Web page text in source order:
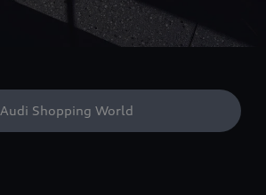
Audi Shopping World